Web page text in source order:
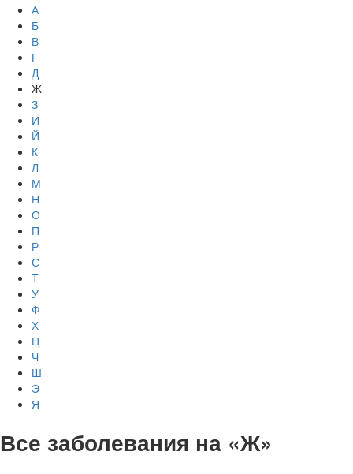
А
Б
В
Г
Д
Ж
З
И
Й
К
Л
М
Н
О
П
Р
С
Т
У
Ф
Х
Ц
Ч
Ш
Э
Я
Все заболевания на «Ж»